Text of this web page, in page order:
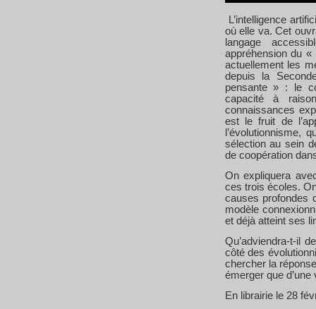
L’intelligence
où elle va. Cet
langage
appréhension du «
actuellement les
depuis la
pensante » : le
capacité à
connaissances
est le fruit de
l’évolutionnisme,
sélection au sein
de coopération
On expliquera
ces trois écoles.
causes profondes
modèle
et déjà atteint ses
Qu’adviendra-t-il
côté des
chercher la
émerger que d’une
En librairie le 28